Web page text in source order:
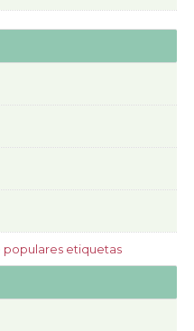
populares etiquetas